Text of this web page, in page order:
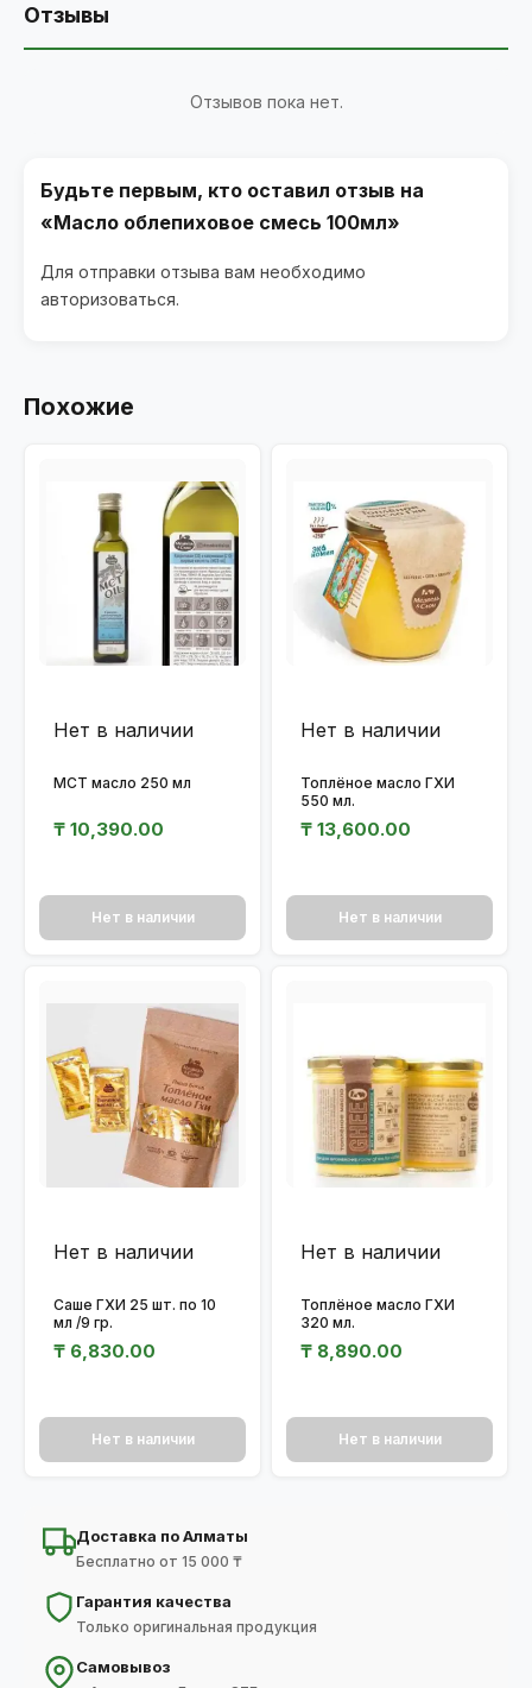
Отзывы
Отзывов пока нет.
Будьте первым, кто оставил отзыв на
«Масло облепиховое смесь 100мл»
Для отправки отзыва вам необходимо
авторизоваться.
Похожие
Нет в наличии
МСТ масло 250 мл
₸ 10,390.00
Нет в наличии
Нет в наличии
Топлёное масло ГХИ
550 мл.
₸ 13,600.00
Нет в наличии
Нет в наличии
Саше ГХИ 25 шт. по 10
мл /9 гр.
₸ 6,830.00
Нет в наличии
Нет в наличии
Топлёное масло ГХИ
320 мл.
₸ 8,890.00
Нет в наличии
Доставка по Алматы
Бесплатно от 15 000 ₸
Гарантия качества
Только оригинальная продукция
Самовывоз